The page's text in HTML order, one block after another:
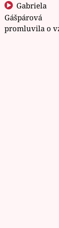
Gabriela
Gášpárová
promluvila o